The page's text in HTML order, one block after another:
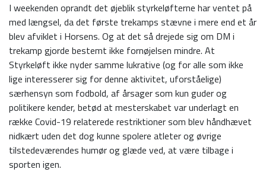
I weekenden oprandt det øjeblik styrkeløfterne har ventet på
med længsel, da det første trekamps stævne i mere end et år
blev afviklet i Horsens. Og at det så drejede sig om DM i
trekamp gjorde bestemt ikke fornøjelsen mindre. At
Styrkeløft ikke nyder samme lukrative (og for alle som ikke
lige interesserer sig for denne aktivitet, uforståelige)
særhensyn som fodbold, af årsager som kun guder og
politikere kender, betød at mesterskabet var underlagt en
række Covid-19 relaterede restriktioner som blev håndhævet
nidkært uden det dog kunne spolere atleter og øvrige
tilstedeværendes humør og glæde ved, at være tilbage i
sporten igen.